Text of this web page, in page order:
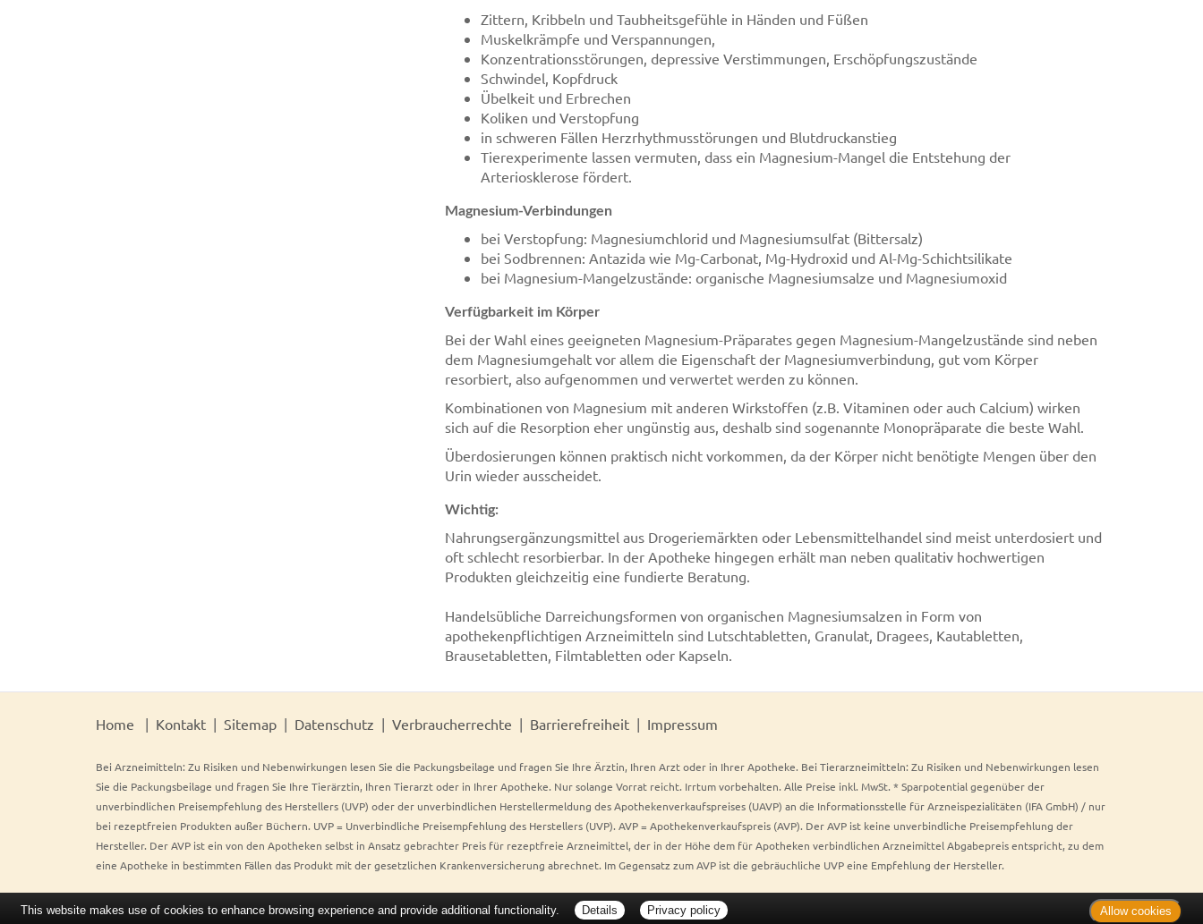
Zittern, Kribbeln und Taubheitsgefühle in Händen und Füßen
Muskelkrämpfe und Verspannungen,
Konzentrationsstörungen, depressive Verstimmungen, Erschöpfungszustände
Schwindel, Kopfdruck
Übelkeit und Erbrechen
Koliken und Verstopfung
in schweren Fällen Herzrhythmusstörungen und Blutdruckanstieg
Tierexperimente lassen vermuten, dass ein Magnesium-Mangel die Entstehung der
Arteriosklerose fördert.
Magnesium-Verbindungen
bei Verstopfung: Magnesiumchlorid und Magnesiumsulfat (Bittersalz)
bei Sodbrennen: Antazida wie Mg-Carbonat, Mg-Hydroxid und Al-Mg-Schichtsilikate
bei Magnesium-Mangelzustände: organische Magnesiumsalze und Magnesiumoxid
Verfügbarkeit im Körper
Bei der Wahl eines geeigneten Magnesium-Präparates gegen Magnesium-Mangelzustände sind neben
dem Magnesiumgehalt vor allem die Eigenschaft der Magnesiumverbindung, gut vom Körper
resorbiert, also aufgenommen und verwertet werden zu können.
Kombinationen von Magnesium mit anderen Wirkstoffen (z.B. Vitaminen oder auch Calcium) wirken
sich auf die Resorption eher ungünstig aus, deshalb sind sogenannte Monopräparate die beste Wahl.
Überdosierungen können praktisch nicht vorkommen, da der Körper nicht benötigte Mengen über den
Urin wieder ausscheidet.
Wichtig:
Nahrungsergänzungsmittel aus Drogeriemärkten oder Lebensmittelhandel sind meist unterdosiert und
oft schlecht resorbierbar. In der Apotheke hingegen erhält man neben qualitativ hochwertigen
Produkten gleichzeitig eine fundierte Beratung.
Handelsübliche Darreichungsformen von organischen Magnesiumsalzen in Form von
apothekenpflichtigen Arzneimitteln sind Lutschtabletten, Granulat, Dragees, Kautabletten,
Brausetabletten, Filmtabletten oder Kapseln.
Home Kontakt Sitemap Datenschutz Verbraucherrechte Barrierefreiheit Impressum
Bei Arzneimitteln: Zu Risiken und Nebenwirkungen lesen Sie die Packungsbeilage und fragen Sie Ihre Ärztin, Ihren Arzt oder in Ihrer Apotheke. Bei Tierarzneimitteln: Zu Risiken und Nebenwirkungen lesen
Sie die Packungsbeilage und fragen Sie Ihre Tierärztin, Ihren Tierarzt oder in Ihrer Apotheke. Nur solange Vorrat reicht. Irrtum vorbehalten. Alle Preise inkl. MwSt. * Sparpotential gegenüber der
unverbindlichen Preisempfehlung des Herstellers (UVP) oder der unverbindlichen Herstellermeldung des Apothekenverkaufspreises (UAVP) an die Informationsstelle für Arzneispezialitäten (IFA GmbH) / nur
bei rezeptfreien Produkten außer Büchern. UVP = Unverbindliche Preisempfehlung des Herstellers (UVP). AVP = Apothekenverkaufspreis (AVP). Der AVP ist keine unverbindliche Preisempfehlung der
Hersteller. Der AVP ist ein von den Apotheken selbst in Ansatz gebrachter Preis für rezeptfreie Arzneimittel, der in der Höhe dem für Apotheken verbindlichen Arzneimittel Abgabepreis entspricht, zu dem
eine Apotheke in bestimmten Fällen das Produkt mit der gesetzlichen Krankenversicherung abrechnet. Im Gegensatz zum AVP ist die gebräuchliche UVP eine Empfehlung der Hersteller.
This website makes use of cookies to enhance browsing experience and provide additional functionality. Details Privacy policy Allow cookies